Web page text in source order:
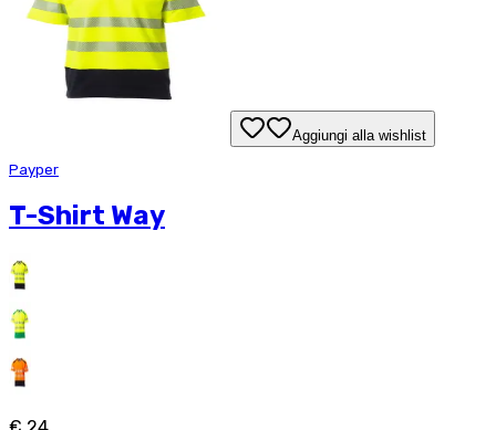
Aggiungi alla wishlist
Payper
T-Shirt Way